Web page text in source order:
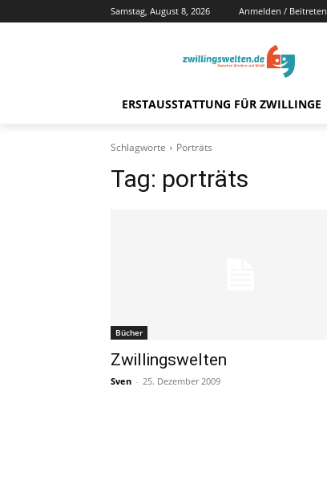
Samstag, August 8, 2026 Anmelden / Beitreten
ERSTAUSSTATTUNG FÜR ZWILLINGE
Schlagworte Porträts
Tag: porträts
Bücher
Zwillingswelten
Sven - 25. Dezember 2009